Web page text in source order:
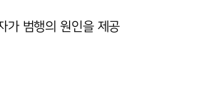
가 범행의 원인을 제공